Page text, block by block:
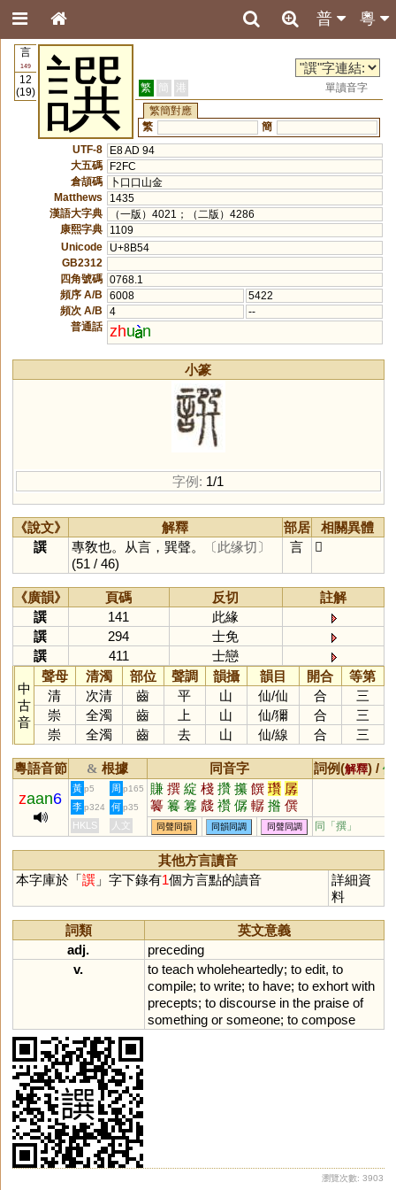
粵
普
言
149
12
(19)
譔 繁 簡 港
單讀音字
繁簡對應
繁
簡
UTF-8
E8 AD 94
大五碼
F2FC
倉頡碼
卜口口山金
Matthews
1435
漢語大字典
（一版）4021；（二版）4286
康熙字典
1109
Unicode
U+8B54
GB2312
四角號碼 0768.1
頻序 A/B
6008
5422
頻次 A/B
4
--
普通話 zhu n
小篆
字例: 1/1
《說文》 解釋 部居
相關異體
譔
專敎也。从言，巽聲。
〔此缘切〕
(51 / 46)
言 𧩿
《廣韻》 頁碼 反切
註解
譔
141
此緣
譔
294
士免
譔
411 士戀
中
古
音
聲母 清濁 部位 聲調 韻攝 韻目 開合
等第
清
次清 齒 平 山 仙/仙 合
三
崇
全濁 齒 上 山 仙/獮 合
三
崇
全濁 齒 去 山 仙/線 合 三
粵語音節 & 根據 同音字 詞例(解釋) /
zaan6
黃 p5 周 p165 賺 撰 綻 棧 攢 攥 饌 瓚 孱
䉵 籑 篹 虥 禶 僝 轏 揝 僎
輚
李 p324 何 p35
HKLS 人文 同聲同韻 同韻同調 同聲同調 同「撰 」
其他方言讀音
本字庫於「譔 」字下錄有1個方言點的讀音
詳細資
料
詞類
英文意義
adj.
preceding
v.
to teach wholeheartedly; to edit, to
compile; to write; to have; to exhort with
precepts; to discourse in the praise of
something or someone; to compose
瀏覽次數: 3903